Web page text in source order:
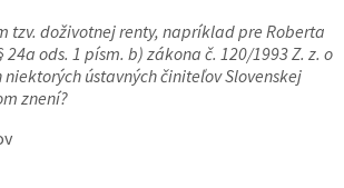
tzv. doživotnej renty, napríklad pre Roberta
24a ods. 1 písm. b) zákona č. 120/1993 Z. z. o
ústavných činiteľov Slovenskej
znení?